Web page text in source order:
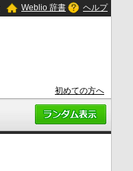
Weblio 辞書 ヘルプ
初めての方へ